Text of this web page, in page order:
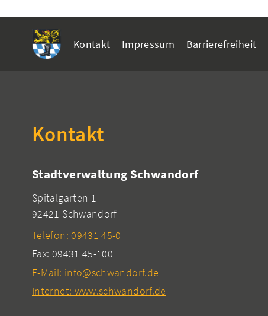
Kontakt Impressum Barrierefreiheit
Kontakt
Stadtverwaltung Schwandorf
Spitalgarten 1
92421 Schwandorf
Telefon: 09431 45-0
Fax: 09431 45-100
E-Mail: info@schwandorf.de
Internet: www.schwandorf.de